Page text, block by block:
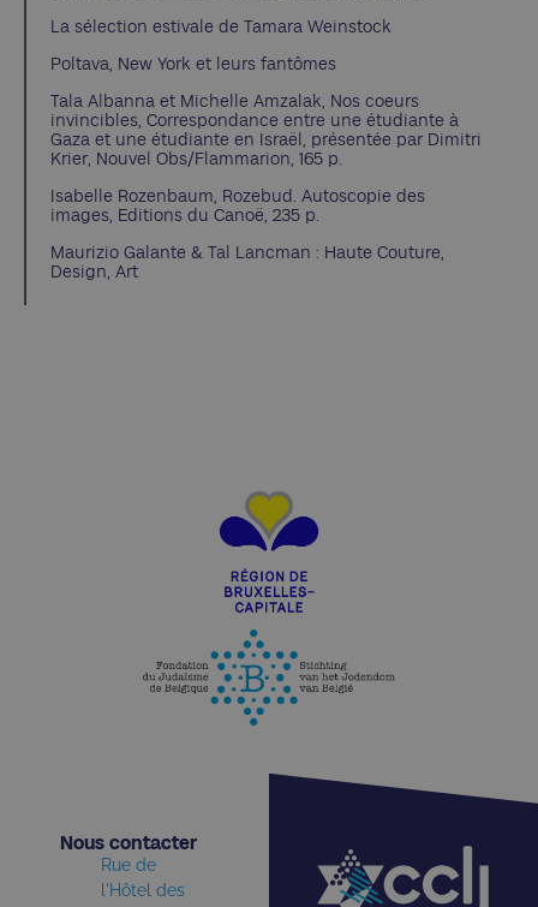
La sélection estivale de Tamara Weinstock
Poltava, New York et leurs fantômes
Tala Albanna et Michelle Amzalak, Nos coeurs
invincibles, Correspondance entre une étudiante à
Gaza et une étudiante en Israël, présentée par Dimitri
Krier, Nouvel Obs/Flammarion, 165 p.
Isabelle Rozenbaum, Rozebud. Autoscopie des
images, Editions du Canoë, 235 p.
Maurizio Galante & Tal Lancman : Haute Couture,
Design, Art
Nous contacter​
Rue de
l'Hôtel des